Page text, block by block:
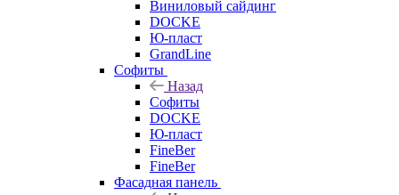
Виниловый сайдинг
DOCKE
Ю-пласт
GrandLine
Софиты
Назад
Софиты
DOCKE
Ю-пласт
FineBer
FineBer
Фасадная панель